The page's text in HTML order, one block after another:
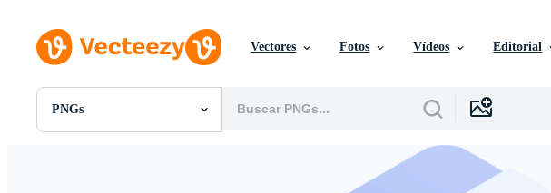
Vectores Fotos Vídeos Editorial
PNGs
Todas Imágenes